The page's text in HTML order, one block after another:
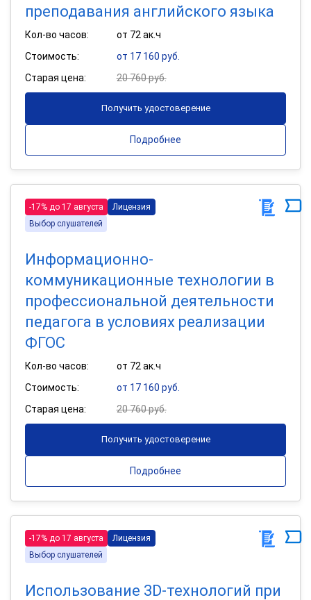
преподавания английского языка
Кол-во часов:
от 72 ак.ч
Стоимость:
от 17 160 руб.
Старая цена:
20 760 руб.
Получить удостоверение
Подробнее
-17% до 17 августа
Лицензия
Выбор слушателей
Информационно-
коммуникационные технологии в
профессиональной деятельности
педагога в условиях реализации
ФГОС
Кол-во часов:
от 72 ак.ч
Стоимость:
от 17 160 руб.
Старая цена:
20 760 руб.
Получить удостоверение
Подробнее
-17% до 17 августа
Лицензия
Выбор слушателей
Использование 3D-технологий при